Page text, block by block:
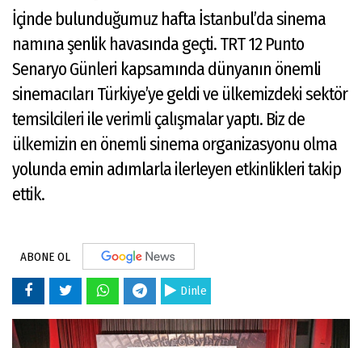
İçinde bulunduğumuz hafta İstanbul’da sinema
namına şenlik havasında geçti. TRT 12 Punto
Senaryo Günleri kapsamında dünyanın önemli
sinemacıları Türkiye’ye geldi ve ülkemizdeki sektör
temsilcileri ile verimli çalışmalar yaptı. Biz de
ülkemizin en önemli sinema organizasyonu olma
yolunda emin adımlarla ilerleyen etkinlikleri takip
ettik.
ABONE OL
Dinle